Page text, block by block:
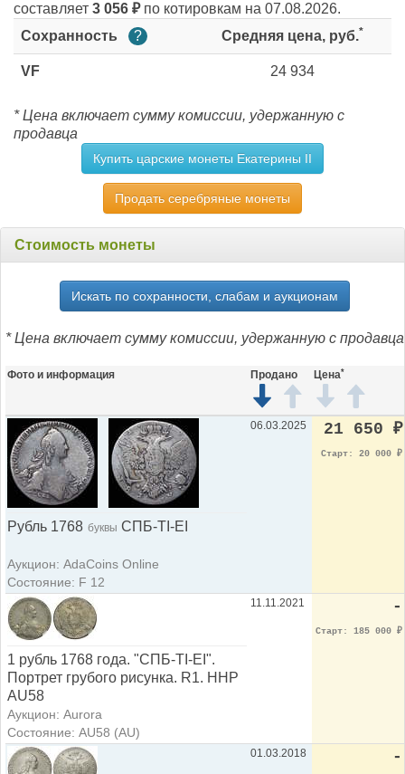
составляет 3 056 ₽по котировкам на 07.08.2026.
Сохранность
? Средняя цена, руб.*
VF 24 934
* Цена включает сумму комиссии, удержанную с
продавца
Купить царские монеты Екатерины II
Продать серебряные монеты
Стоимость монеты
Искать по сохранности, слабам и аукционам
* Цена включает сумму комиссии, удержанную с продавца
Фото и информация Продано Цена*
Рубль 1768 буквы СПБ-ТI-EI
Аукцион: AdaCoins Online
Состояние: F 12
06.03.2025 21 650 ₽
Старт: 20 000 ₽
1 рубль 1768 года. "СПБ-ТI-ЕI".
Портрет грубого рисунка. R1. ННР
AU58
Аукцион: Aurora
Состояние: AU58 (AU)
11.11.2021 -
Старт: 185 000 ₽
01.03.2018 -